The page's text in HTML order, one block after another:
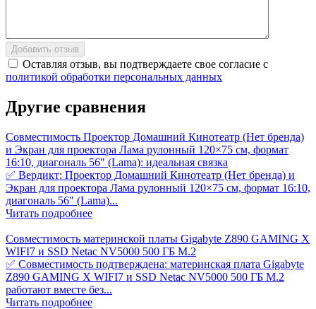
Добавить отзыв
Оставляя отзыв, вы подтверждаете свое согласие с
политикой обработки персональных данных
Другие сравнения
Совместимость Проектор Домашний Кинотеатр (Нет бренда)
и Экран для проектора Лама рулонный 120×75 см, формат
16:10, диагональ 56″ (Lama): идеальная связка
✅ Вердикт: Проектор Домашний Кинотеатр (Нет бренда) и
Экран для проектора Лама рулонный 120×75 см, формат 16:10,
диагональ 56″ (Lama)...
Читать подробнее
Совместимость материнской платы Gigabyte Z890 GAMING X
WIFI7 и SSD Netac NV5000 500 ГБ M.2
✅ Совместимость подтверждена: материнская плата Gigabyte
Z890 GAMING X WIFI7 и SSD Netac NV5000 500 ГБ M.2
работают вместе без...
Читать подробнее